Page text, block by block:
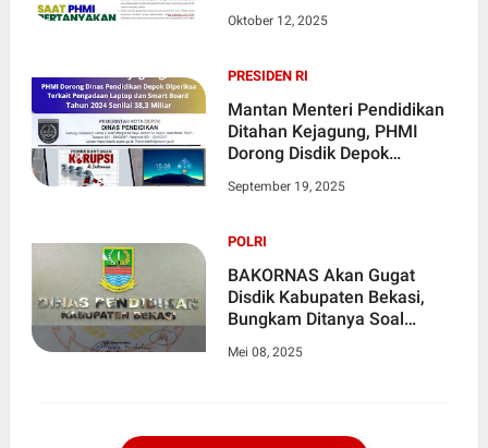
Kendaraan Bermotor Khusus
Miliar
Oktober 12, 2025
PRESIDEN RI
Mantan Menteri Pendidikan
Ditahan Kejagung, PHMI
Dorong Disdik Depok
Laptop dan Smart Board
Miliar
September 19, 2025
POLRI
BAKORNAS Akan Gugat
Disdik Kabupaten Bekasi,
Bungkam Ditanya Soal
Perjalanan Dinas BOS Tahun
Mei 08, 2025